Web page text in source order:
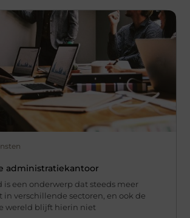
administratiekantoor
een onderwerp dat steeds meer
verschillende sectoren, en ook de
wereld blijft hierin niet